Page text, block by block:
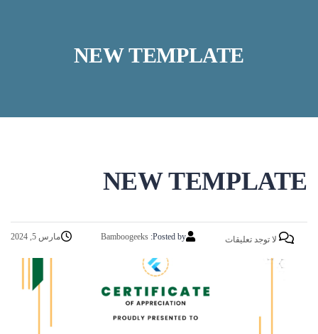
NEW TEMPLATE
NEW TEMPLATE
مارس 5, 2024 Posted by:
Bamboogeeks لا توجد تعليقات